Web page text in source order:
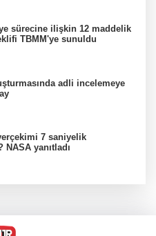
sürecine ilişkin 12 maddelik
TBMM'ye sunuldu
adli incelemeye
7 saniyelik
NASA yanıtladı